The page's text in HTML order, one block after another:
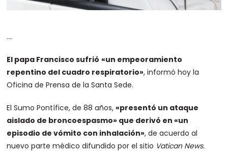
….
El papa Francisco sufrió «un empeoramiento
repentino del cuadro respiratorio», informó hoy la
Oficina de Prensa de la Santa Sede.
El Sumo Pontífice, de 88 años,«presentó un ataque
aislado de broncoespasmo» que derivó en «un
episodio de vómito con inhalación», de acuerdo al
nuevo parte médico difundido por el sitio Vatican News.